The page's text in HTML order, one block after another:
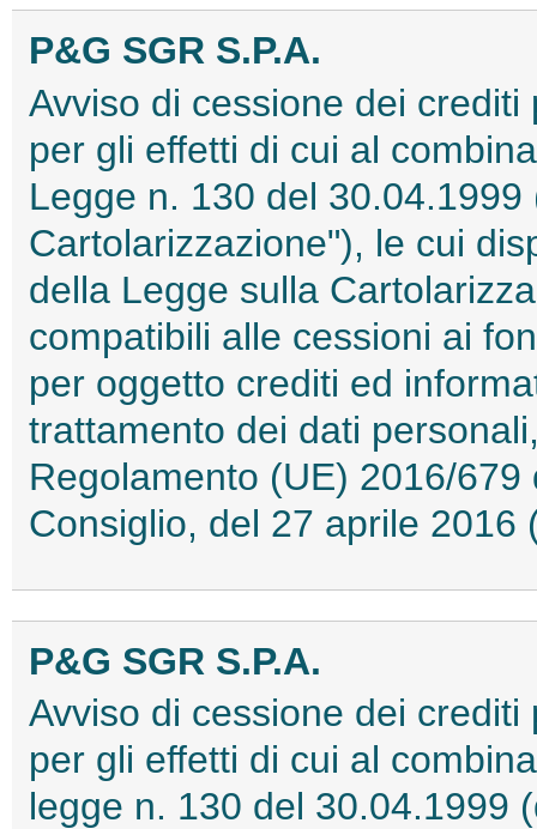
P&G SGR S.P.A.
Avviso di cessione dei
per gli effetti di cui al
Legge n. 130 del
Cartolarizzazione"), le cui
della Legge sulla
compatibili alle cessioni ai
per oggetto crediti ed
trattamento dei dati
Regolamento (UE) 2016/
Consiglio, del 27 aprile 2016
P&G SGR S.P.A.
Avviso di cessione dei
per gli effetti di cui al
legge n. 130 del 30.04.1999